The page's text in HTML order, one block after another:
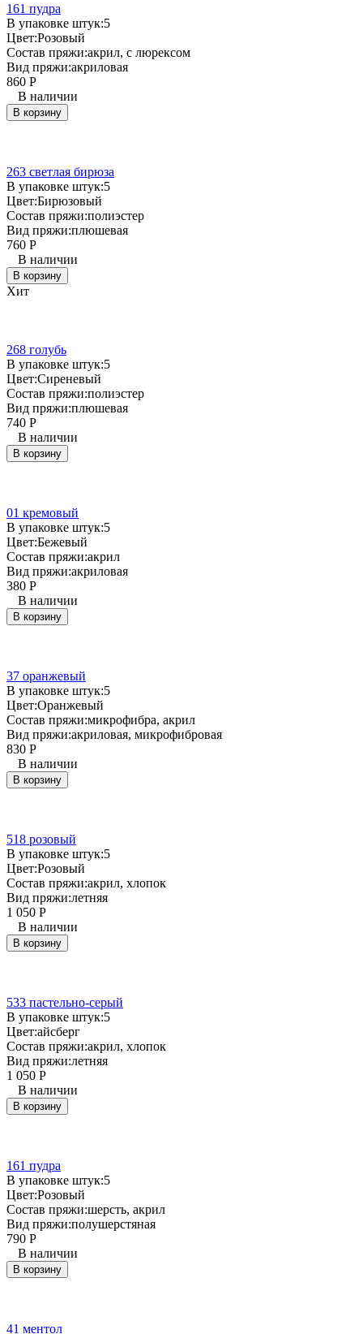
161 пудра
В упаковке штук:5
Цвет:Розовый
Состав пряжи:акрил, с люрексом
Вид пряжи:акриловая
860 Р
В наличии
В корзину
263 светлая бирюза
В упаковке штук:5
Цвет:Бирюзовый
Состав пряжи:полиэстер
Вид пряжи:плюшевая
760 Р
В наличии
В корзину
Хит
268 голубь
В упаковке штук:5
Цвет:Сиреневый
Состав пряжи:полиэстер
Вид пряжи:плюшевая
740 Р
В наличии
В корзину
01 кремовый
В упаковке штук:5
Цвет:Бежевый
Состав пряжи:акрил
Вид пряжи:акриловая
380 Р
В наличии
В корзину
37 оранжевый
В упаковке штук:5
Цвет:Оранжевый
Состав пряжи:микрофибра, акрил
Вид пряжи:акриловая, микрофибровая
830 Р
В наличии
В корзину
518 розовый
В упаковке штук:5
Цвет:Розовый
Состав пряжи:акрил, хлопок
Вид пряжи:летняя
1 050 Р
В наличии
В корзину
533 пастельно-серый
В упаковке штук:5
Цвет:айсберг
Состав пряжи:акрил, хлопок
Вид пряжи:летняя
1 050 Р
В наличии
В корзину
161 пудра
В упаковке штук:5
Цвет:Розовый
Состав пряжи:шерсть, акрил
Вид пряжи:полушерстяная
790 Р
В наличии
В корзину
41 ментол